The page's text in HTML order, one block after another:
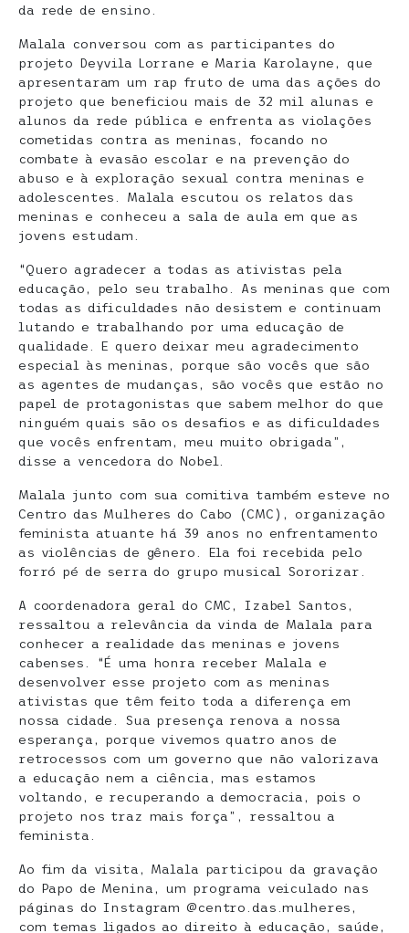
da rede de ensino.
Malala conversou com as participantes do
projeto Deyvila Lorrane e Maria Karolayne, que
apresentaram um rap fruto de uma das ações do
projeto que beneficiou mais de 32 mil alunas e
alunos da rede pública e enfrenta as violações
cometidas contra as meninas, focando no
combate à evasão escolar e na prevenção do
abuso e à exploração sexual contra meninas e
adolescentes. Malala escutou os relatos das
meninas e conheceu a sala de aula em que as
jovens estudam.
“Quero agradecer a todas as ativistas pela
educação, pelo seu trabalho. As meninas que com
todas as dificuldades não desistem e continuam
lutando e trabalhando por uma educação de
qualidade. E quero deixar meu agradecimento
especial às meninas, porque são vocês que são
as agentes de mudanças, são vocês que estão no
papel de protagonistas que sabem melhor do que
ninguém quais são os desafios e as dificuldades
que vocês enfrentam, meu muito obrigada”,
disse a vencedora do Nobel.
Malala junto com sua comitiva também esteve no
Centro das Mulheres do Cabo (CMC), organização
feminista atuante há 39 anos no enfrentamento
as violências de gênero. Ela foi recebida pelo
forró pé de serra do grupo musical Sororizar.
A coordenadora geral do CMC, Izabel Santos,
ressaltou a relevância da vinda de Malala para
conhecer a realidade das meninas e jovens
cabenses. “É uma honra receber Malala e
desenvolver esse projeto com as meninas
ativistas que têm feito toda a diferença em
nossa cidade. Sua presença renova a nossa
esperança, porque vivemos quatro anos de
retrocessos com um governo que não valorizava
a educação nem a ciência, mas estamos
voltando, e recuperando a democracia, pois o
projeto nos traz mais força”, ressaltou a
feminista.
Ao fim da visita, Malala participou da gravação
do Papo de Menina, um programa veiculado nas
páginas do Instagram @centro.das.mulheres,
com temas ligados ao direito à educação, saúde,